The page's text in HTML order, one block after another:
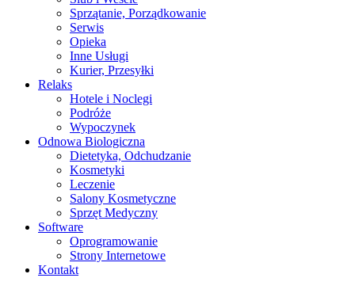
Sprzątanie, Porządkowanie
Serwis
Opieka
Inne Usługi
Kurier, Przesyłki
Relaks
Hotele i Noclegi
Podróże
Wypoczynek
Odnowa Biologiczna
Dietetyka, Odchudzanie
Kosmetyki
Leczenie
Salony Kosmetyczne
Sprzęt Medyczny
Software
Oprogramowanie
Strony Internetowe
Kontakt